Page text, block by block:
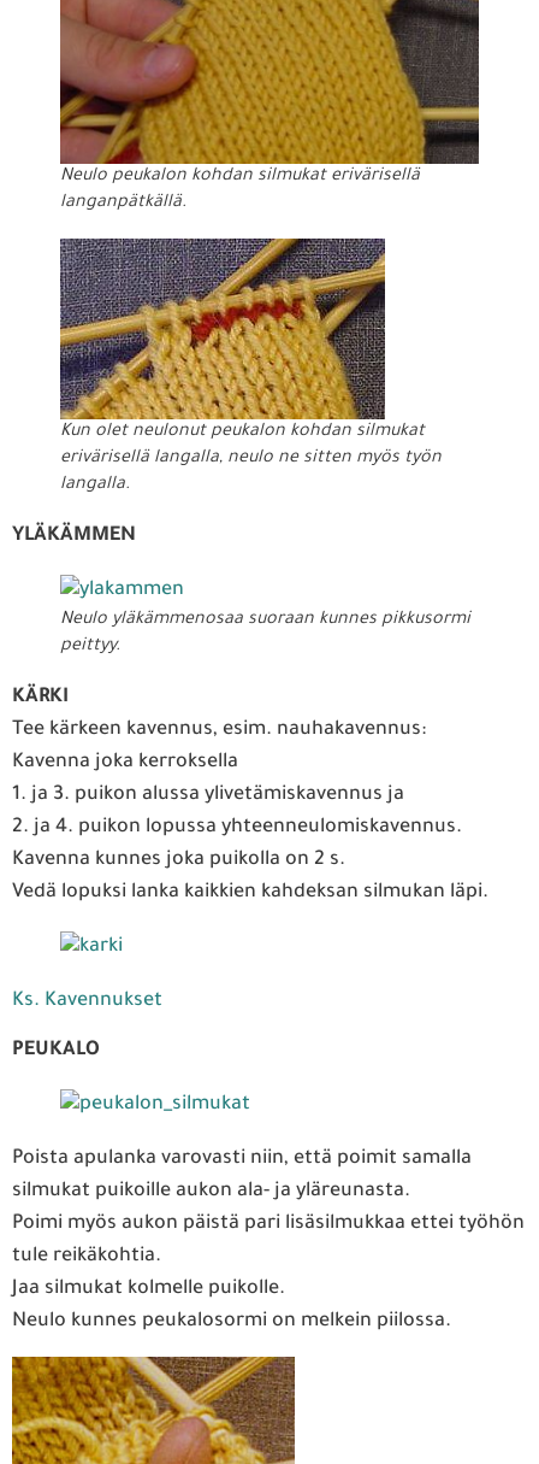
Neulo peukalon kohdan silmukat erivärisellä
langanpätkällä.
Kun olet neulonut peukalon kohdan silmukat
erivärisellä langalla, neulo ne sitten myös työn
langalla.
YLÄKÄMMEN
Neulo yläkämmenosaa suoraan kunnes pikkusormi
peittyy.
KÄRKI
Tee kärkeen kavennus, esim. nauhakavennus:
Kavenna joka kerroksella
1. ja 3. puikon alussa ylivetämiskavennus ja
2. ja 4. puikon lopussa yhteenneulomiskavennus.
Kavenna kunnes joka puikolla on 2 s.
Vedä lopuksi lanka kaikkien kahdeksan silmukan läpi.
Ks. Kavennukset
PEUKALO
Poista apulanka varovasti niin, että poimit samalla
silmukat puikoille aukon ala- ja yläreunasta.
Poimi myös aukon päistä pari lisäsilmukkaa ettei työhön
tule reikäkohtia.
Jaa silmukat kolmelle puikolle.
Neulo kunnes peukalosormi on melkein piilossa.